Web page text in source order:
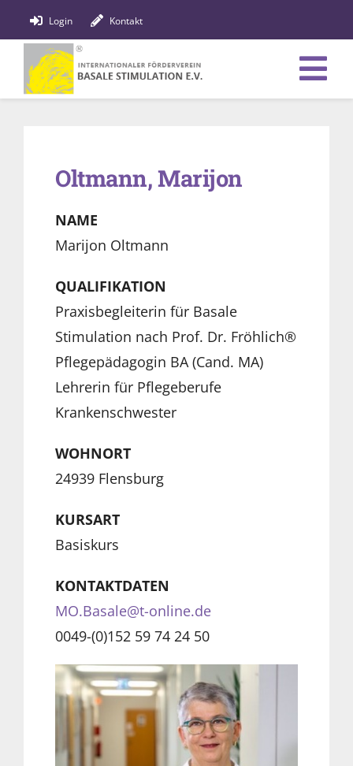
Inhalt
springen
Login Kontakt
Förderung
Oltmann, Marijon
NAME
Marijon Oltmann
QUALIFIKATION
Praxisbegleiterin für Basale
Stimulation nach Prof. Dr. Fröhlich®
Pflegepädagogin BA (Cand. MA)
Lehrerin für Pflegeberufe
Krankenschwester
WOHNORT
24939 Flensburg
KURSART
Basiskurs
KONTAKTDATEN
MO.Basale@t-online.de
0049-(0)152 59 74 24 50